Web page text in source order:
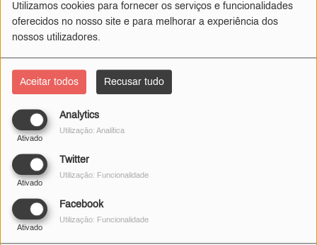
Utilizamos cookies para fornecer os serviços e funcionalidades
oferecidos no nosso site e para melhorar a experiência dos
nossos utilizadores.
Aceitar todos Recusar tudo
Analytics
Ativado
Utilização: Analítica
Twitter
Ativado
Utilização: Funcionalidade
Facebook
Ativado
Utilização: Funcionalidade